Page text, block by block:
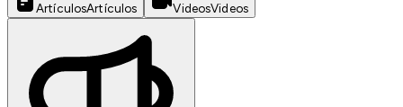
ArtículosArtículos VideosVideos